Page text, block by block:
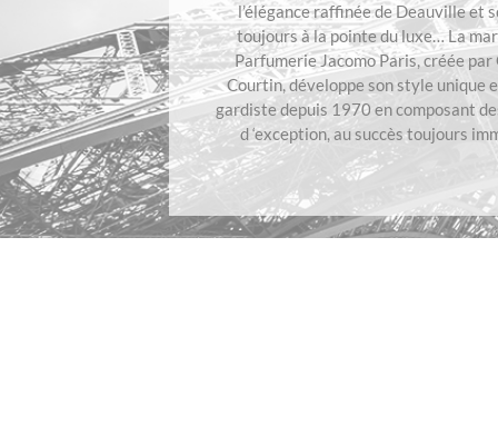
l’élégance raffinée de Deauville et
toujours à la pointe du luxe… La
Parfumerie Jacomo Paris, créée par
Courtin, développe son style unique
gardiste depuis 1970 en composant
d ‘exception, au succès toujours